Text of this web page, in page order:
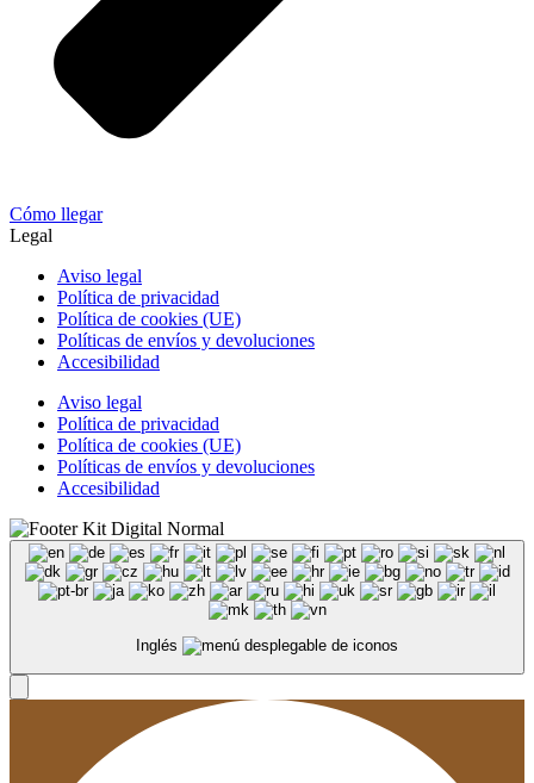
Cómo llegar
Legal
Aviso legal
Política de privacidad
Política de cookies (UE)
Políticas de envíos y devoluciones
Accesibilidad
Aviso legal
Política de privacidad
Política de cookies (UE)
Políticas de envíos y devoluciones
Accesibilidad
Inglés